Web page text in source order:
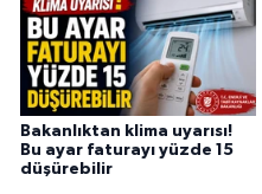
Bakanlıktan klima uyarısı!
Bu ayar faturayı yüzde 15
düşürebilir